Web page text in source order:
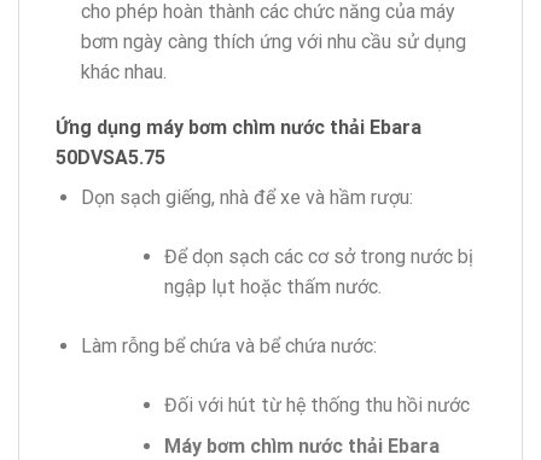
cho phép hoàn thành các chức năng của máy
bơm ngày càng thích ứng với nhu cầu sử dụng
khác nhau.
Ứng dụng máy bơm chìm nước thải Ebara
50DVSA5.75
Dọn sạch giếng, nhà để xe và hầm rượu:
Để dọn sạch các cơ sở trong nước bị
ngập lụt hoặc thấm nước.
Làm rỗng bể chứa và bể chứa nước:
Đối với hút từ hệ thống thu hồi nước
Máy bơm chìm nước thải Ebara